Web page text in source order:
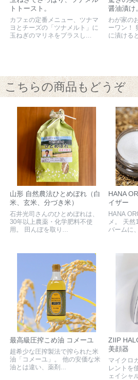
トトースト。
カフェの定番メニュー、ツナマ
ヨとチーズの「ツナメルト」に
玉ねぎのマリネをプラスし...
醤油漬け
わが家の
ーワン！
に漬ける
こちらの商品もどうぞ
山形 自然農法ひとめぼれ（白
米、玄米、分づき米）
石井光司さんのひとめぼれは、
30年以上農薬・化学肥料不使
用。 田んぼを取り...
HANA
イザー
HANA
メ。 天
バームに
最高級圧搾こめ油 コメーユ
超希少な圧搾製法で搾られた米
油「コメーユ」。 他の安価な米
油とは違い、薬剤...
ZIIP
美顔器
マイクロ
レントを
ェイシャ